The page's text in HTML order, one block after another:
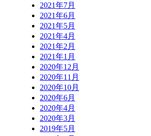
2021年7月
2021年6月
2021年5月
2021年4月
2021年2月
2021年1月
2020年12月
2020年11月
2020年10月
2020年6月
2020年4月
2020年3月
2019年5月